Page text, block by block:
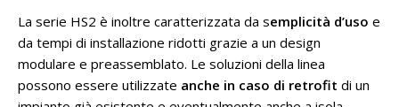
La serie HS2 è inoltre caratterizzata da semplicità d’uso e
da tempi di installazione ridotti grazie a un design
modulare e preassemblato. Le soluzioni della linea
possono essere utilizzate anche in caso di retrofit di un